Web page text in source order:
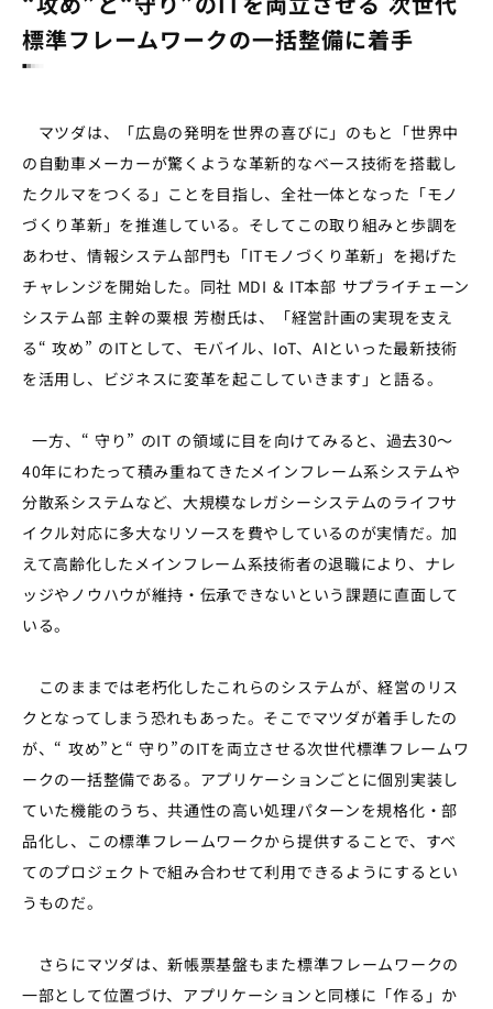
標準フレームワークの一括整備に着手
マツダは、「広島の発明を世界の喜びに」のもと「世界中
の自動車メーカーが驚くような革新的なベース技術を搭載し
たクルマをつくる」ことを目指し、全社一体となった「モノ
づくり革新」を推進している。そしてこの取り組みと歩調を
あわせ、情報システム部門も「ITモノづくり革新」を掲げた
チャレンジを開始した。同社 MDI & IT本部 サプライチェーン
システム部 主幹の粟根 芳樹氏は、「経営計画の実現を支え
る“ 攻め” のITとして、モバイル、IoT、AIといった最新技術
を活用し、ビジネスに変革を起こしていきます」と語る。
一方、“ 守り” のIT の領域に目を向けてみると、過去30～
40年にわたって積み重ねてきたメインフレーム系システムや
分散系システムなど、大規模なレガシーシステムのライフサ
イクル対応に多大なリソースを費やしているのが実情だ。加
えて高齢化したメインフレーム系技術者の退職により、ナレ
ッジやノウハウが維持・伝承できないという課題に直面して
いる。
このままでは老朽化したこれらのシステムが、経営のリス
クとなってしまう恐れもあった。そこでマツダが着手したの
が、“ 攻め”と“ 守り”のITを両立させる次世代標準フレームワ
ークの一括整備である。アプリケーションごとに個別実装し
ていた機能のうち、共通性の高い処理パターンを規格化・部
品化し、この標準フレームワークから提供することで、すべ
てのプロジェクトで組み合わせて利用できるようにするとい
うものだ。
さらにマツダは、新帳票基盤もまた標準フレームワークの
一部として位置づけ、アプリケーションと同様に「作る」か